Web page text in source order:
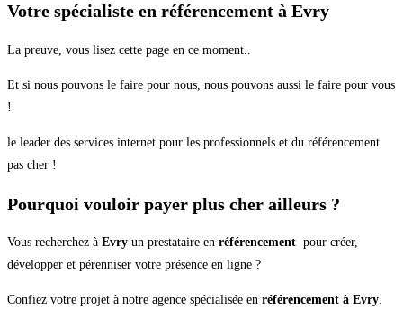
Votre spécialiste en référencement à Evry
La preuve, vous lisez cette page en ce moment..
Et si nous pouvons le faire pour nous, nous pouvons aussi le faire pour vous
!
le leader des services internet pour les professionnels et du référencement
pas cher !
Pourquoi vouloir payer plus cher ailleurs ?
Vous recherchez à Evry un prestataire en référencement pour créer,
développer et pérenniser votre présence en ligne ?
Confiez votre projet à notre agence spécialisée en référencement à Evry.